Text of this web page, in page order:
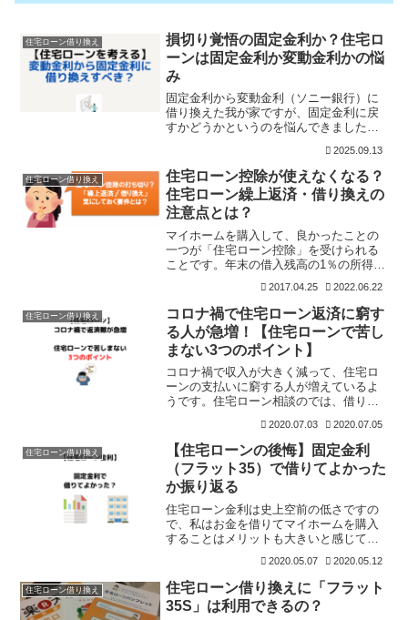
住宅ローン借り換え
損切り覚悟の固定金利か？住宅ロ
ーンは固定金利か変動金利かの悩
み
固定金利から変動金利（ソニー銀行）に
借り換えた我が家ですが、固定金利に戻
すかどうかというのを悩んできました。
利一択！」という思いもあったんです
が、金利ある世界に対する知識、経験が
不足していたように思います
2025.09.13
住宅ローン借り換え
住宅ローン控除が使えなくなる？
住宅ローン繰上返済・借り換えの
注意点とは？
マイホームを購入して、良かったことの
一つが「住宅ローン控除」を受けられる
ことです。年末の借入残高の1％の所得税
ない場合は、住民税が減額される）。我
が家は、住宅ローン控除が年間20万円あ
りますので、1年目は
2017.04.25 2022.06.22
住宅ローン借り換え
コロナ禍で住宅ローン返済に窮す
る人が急増！【住宅ローンで苦し
まない3つのポイント】
コロナ禍で収入が大きく減って、住宅ロ
ーンの支払いに窮する人が増えているよ
うです。住宅ローン相談のでは、借り換
水準だそうです。は住宅ローン借り換え
提案をしてくれるサービスですね。我が
家も住宅ローンを利
2020.07.03 2020.07.05
住宅ローン借り換え
【住宅ローンの後悔】固定金利
（フラット35）で借りてよかった
か振り返る
住宅ローン金利は史上空前の低さですの
で、私はお金を借りてマイホームを購入
することはメリットも大きいと感じてい
前に、低金利のメリットもあったので、
住宅ローンを借りて新築マンションを購
入しました。住宅ローンを
2020.05.07 2020.05.12
住宅ローン借り換え
住宅ローン借り換えに「フラット
35S」は利用できるの？